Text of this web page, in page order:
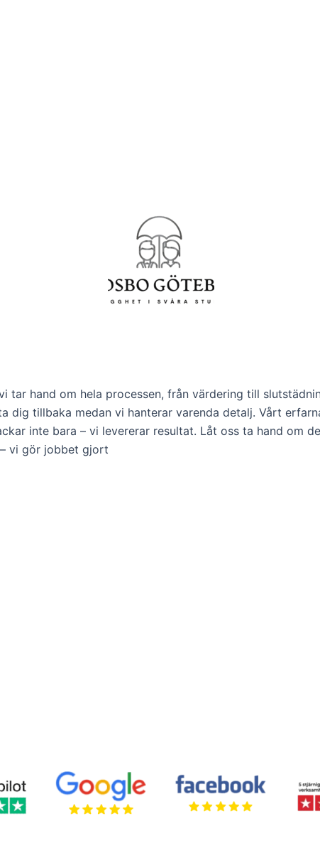
tar hand om hela processen, från värdering till
dig tillbaka medan vi hanterar varenda detalj. Vårt
inte bara – vi levererar resultat. Låt oss ta hand om
– vi gör jobbet gjort